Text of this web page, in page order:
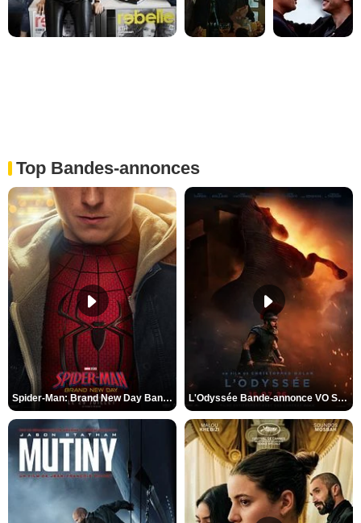
Top Bandes-annonces
Spider-Man: Brand New Day Bande-annonce VO STFR L'Odyssée Bande-annonce VO STFR